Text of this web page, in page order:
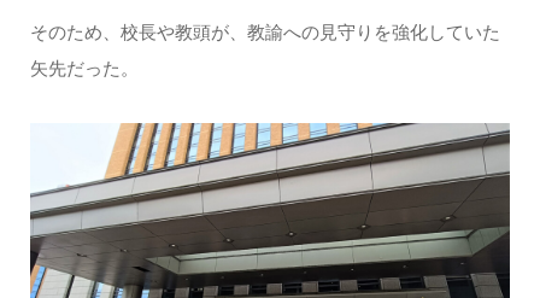
そのため、校長や教頭が、教諭への見守りを強化していた
矢先だった。